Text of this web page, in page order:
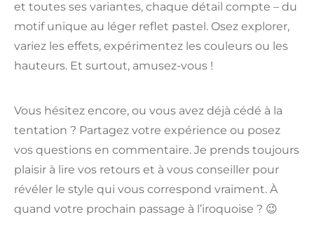
et toutes ses variantes, chaque détail compte – du
motif unique au léger reflet pastel. Osez explorer,
variez les effets, expérimentez les couleurs ou les
hauteurs. Et surtout, amusez-vous !
Vous hésitez encore, ou vous avez déjà cédé à la
tentation ? Partagez votre expérience ou posez
vos questions en commentaire. Je prends toujours
plaisir à lire vos retours et à vous conseiller pour
révéler le style qui vous correspond vraiment. À
quand votre prochain passage à l’iroquoise ? 😉